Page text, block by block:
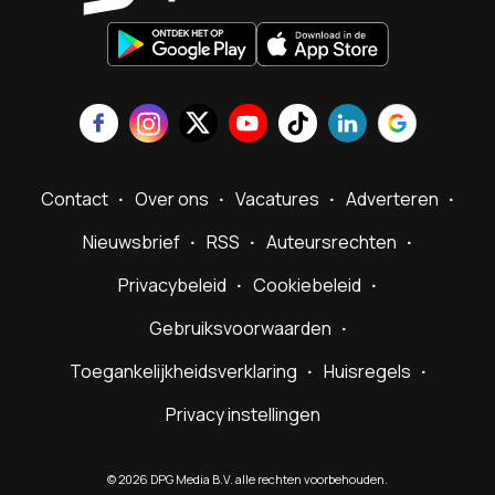
Contact Over ons Vacatures
Adverteren
Nieuwsbrief
RSS
Auteursrechten
Privacybeleid
Cookiebeleid
Gebruiksvoorwaarden
Toegankelijkheidsverklaring
Huisregels
Privacy instellingen
©2026 DPG Media B.V. alle rechten voorbehouden.